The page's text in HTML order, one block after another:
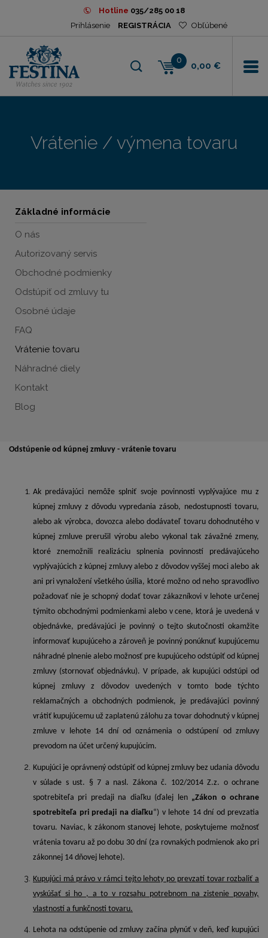
Hotline 035/285 00 18
Prihlásenie
REGISTRÁCIA Obľúbené
0
0,00 €
Vrátenie / výmena tovaru
Základné informácie
O nás
Autorizovaný servis
Obchodné podmienky
Odstúpiť od zmluvy tu
Osobné údaje
FAQ
Vrátenie tovaru
Náhradné diely
Kontakt
Blog
Odstúpenie od kúpnej zmluvy - vrátenie tovaru
Ak predávajúci nemôže splniť svoje povinnosti vyplývajúce mu z
kúpnej zmluvy z dôvodu vypredania zásob, nedostupnosti tovaru,
alebo ak výrobca, dovozca alebo dodávateľ tovaru dohodnutého v
kúpnej zmluve prerušil výrobu alebo vykonal tak závažné zmeny,
ktoré znemožnili realizáciu splnenia povinností predávajúceho
vyplývajúcich z kúpnej zmluvy alebo z dôvodov vyššej moci alebo ak
ani pri vynaložení všetkého úsilia, ktoré možno od neho spravodlivo
požadovať nie je schopný dodať tovar zákazníkovi v lehote určenej
týmito obchodnými podmienkami alebo v cene, ktorá je uvedená v
objednávke, predávajúci je povinný o tejto skutočnosti okamžite
informovať kupujúceho a zároveň je povinný ponúknuť kupujúcemu
náhradné plnenie alebo možnosť pre kupujúceho odstúpiť od kúpnej
zmluvy (stornovať objednávku). V prípade, ak kupujúci odstúpi od
kúpnej zmluvy z dôvodov uvedených v tomto bode týchto
reklamačných a obchodných podmienok, je predávajúci povinný
vrátiť kupujúcemu už zaplatenú zálohu za tovar dohodnutý v kúpnej
zmluve v lehote 14 dní od oznámenia o odstúpení od zmluvy
prevodom na účet určený kupujúcim.
Kupujúci je oprávnený odstúpiť od kúpnej zmluvy bez udania dôvodu
v súlade s ust. § 7 a nasl. Zákona č. 102/2014 Z.z. o ochrane
spotrebiteľa pri predaji na diaľku (ďalej len „Zákon o ochrane
spotrebiteľa pri predaji na diaľku“) v lehote 14 dní od prevzatia
tovaru. Naviac, k zákonom stanovej lehote, poskytujeme možnosť
vrátenia tovaru až po dobu 30 dní (za rovnakých podmienok ako pri
zákonnej 14 dňovej lehote).
Kupujúci má právo v rámci tejto lehoty po prevzatí tovar rozbaliť a
vyskúšať si ho , a to v rozsahu potrebnom na zistenie povahy,
vlastností a funkčnosti tovaru.
Lehota na odstúpenie od zmluvy začína plynúť v deň, keď kupujúci